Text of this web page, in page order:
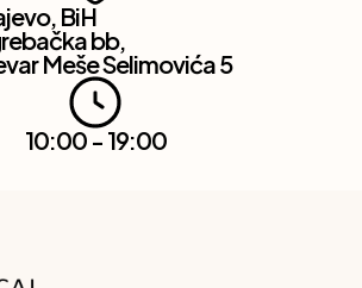
BiH
bb,
Meše Selimovića 5
10:00 - 19:00